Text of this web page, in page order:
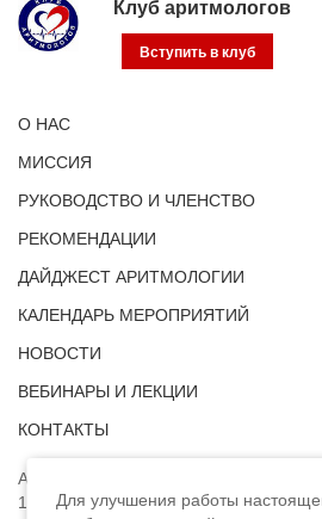
Клуб аритмологов
Вступить в клуб
О НАС
МИССИЯ
РУКОВОДСТВО И ЧЛЕНСТВО
РЕКОМЕНДАЦИИ
ДАЙДЖЕСТ АРИТМОЛОГИИ
КАЛЕНДАРЬ МЕРОПРИЯТИЙ
НОВОСТИ
ВЕБИНАРЫ И ЛЕКЦИИ
КОНТАКТЫ
Адрес: г. Москва, ул. Профсоюзная,
1, комната 32.
Для улучшения работы